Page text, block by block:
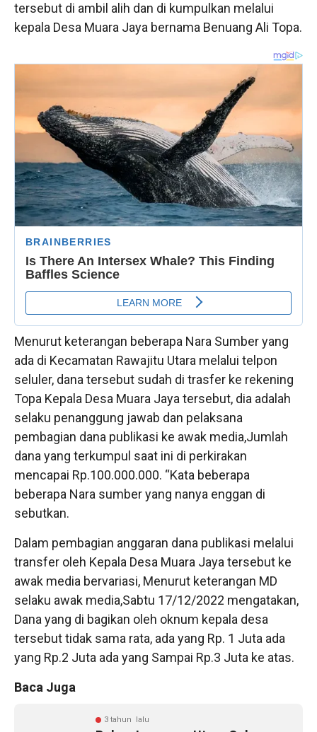
tersebut di ambil alih dan di kumpulkan melalui
kepala Desa Muara Jaya bernama Benuang Ali Topa.
Menurut keterangan beberapa Nara Sumber yang
ada di Kecamatan Rawajitu Utara melalui telpon
seluler, dana tersebut sudah di trasfer ke rekening
Topa Kepala Desa Muara Jaya tersebut, dia adalah
selaku penanggung jawab dan pelaksana
pembagian dana publikasi ke awak media,Jumlah
dana yang terkumpul saat ini di perkirakan
mencapai Rp.100.000.000. “Kata beberapa
beberapa Nara sumber yang nanya enggan di
sebutkan.
Dalam pembagian anggaran dana publikasi melalui
transfer oleh Kepala Desa Muara Jaya tersebut ke
awak media bervariasi, Menurut keterangan MD
selaku awak media,Sabtu 17/12/2022 mengatakan,
Dana yang di bagikan oleh oknum kepala desa
tersebut tidak sama rata, ada yang Rp. 1 Juta ada
yang Rp.2 Juta ada yang Sampai Rp.3 Juta ke atas.
Baca Juga
3 tahun lalu